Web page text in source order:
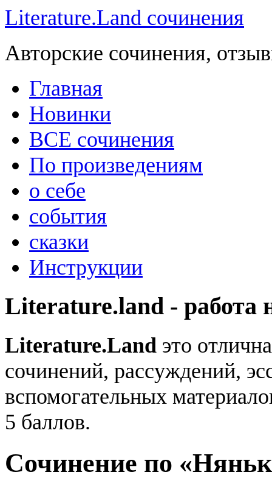
Literature.Land сочинения
Авторские сочинения,
Главная
Новинки
ВСЕ сочинения
По произведениям
о себе
события
сказки
Инструкции
Literature.land - работа
Literature.Land это
сочинений, рассуждений,
вспомогательных
5 баллов.
Сочинение по